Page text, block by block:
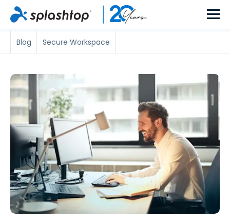
Blog Secure Workspace